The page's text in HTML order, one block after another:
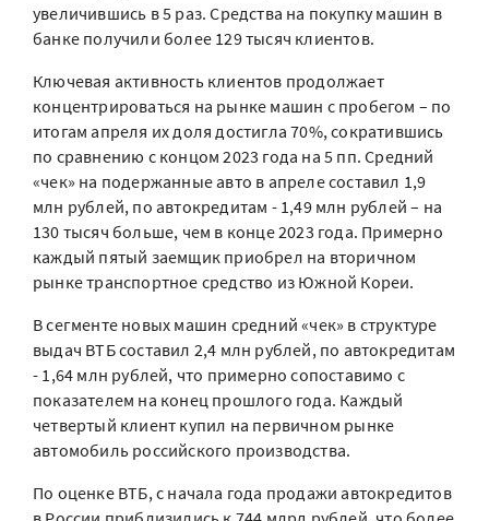
увеличившись в 5 раз. Средства на покупку машин в
банке получили более 129 тысяч клиентов.
Ключевая активность клиентов продолжает
концентрироваться на рынке машин с пробегом – по
итогам апреля их доля достигла 70%, сократившись
по сравнению с концом 2023 года на 5 пп. Средний
«чек» на подержанные авто в апреле составил 1,9
млн рублей, по автокредитам - 1,49 млн рублей – на
130 тысяч больше, чем в конце 2023 года. Примерно
каждый пятый заемщик приобрел на вторичном
рынке транспортное средство из Южной Кореи.
В сегменте новых машин средний «чек» в структуре
выдач ВТБ составил 2,4 млн рублей, по автокредитам
- 1,64 млн рублей, что примерно сопоставимо с
показателем на конец прошлого года. Каждый
четвертый клиент купил на первичном рынке
автомобиль российского производства.
По оценке ВТБ, с начала года продажи автокредитов